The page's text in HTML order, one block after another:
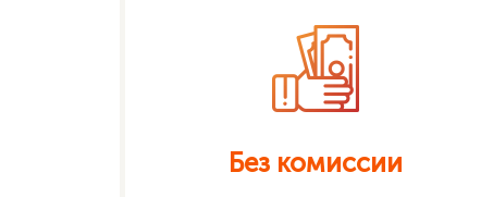
Без комиссии